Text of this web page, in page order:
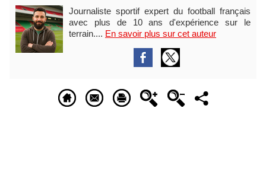
Journaliste sportif expert du football français
avec plus de 10 ans d'expérience sur le
terrain.... En savoir plus sur cet auteur